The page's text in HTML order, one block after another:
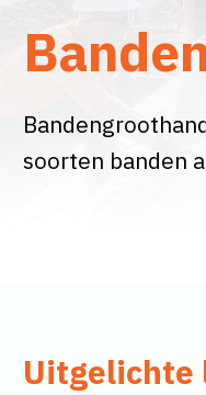
soorten banden
Uitgelichte